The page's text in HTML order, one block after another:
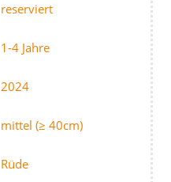
reserviert
1-4 Jahre
2024
mittel (≥ 40cm)
Rüde